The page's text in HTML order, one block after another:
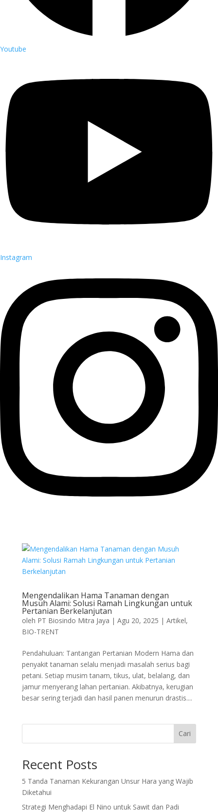
Youtube
Instagram
Mengendalikan Hama Tanaman dengan
Musuh Alami: Solusi Ramah Lingkungan untuk
Pertanian Berkelanjutan
oleh PT Biosindo Mitra Jaya | Agu 20, 2025 | Artikel,
BIO-TRENT
Pendahuluan: Tantangan Pertanian Modern Hama dan
penyakit tanaman selalu menjadi masalah serius bagi
petani. Setiap musim tanam, tikus, ulat, belalang, dan
jamur menyerang lahan pertanian. Akibatnya, kerugian
besar sering terjadi dan hasil panen menurun drastis....
Cari
Recent Posts
5 Tanda Tanaman Kekurangan Unsur Hara yang Wajib
Diketahui
Strategi Menghadapi El Nino untuk Sawit dan Padi